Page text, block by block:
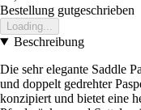
Bestellung gutgeschrieben
Loading...
Beschreibung
Die sehr elegante Saddle
und doppelt gedrehter
konzipiert und bietet eine